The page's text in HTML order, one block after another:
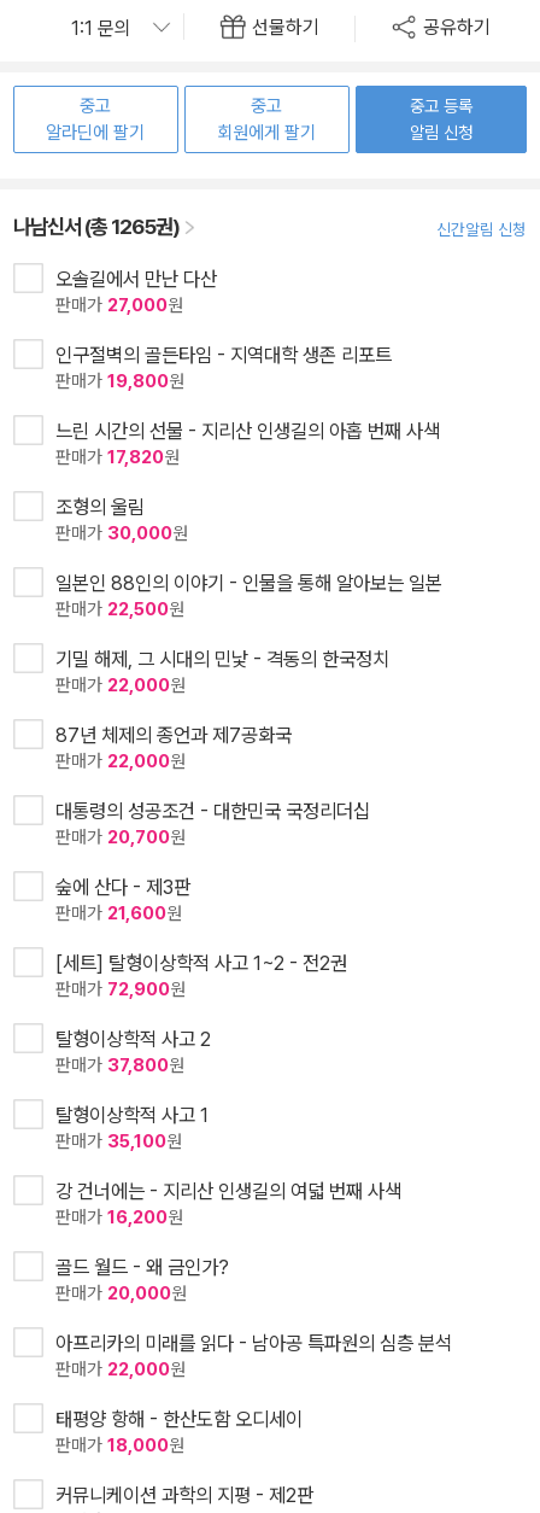
선물하기 공유하기
중고
알라딘에 팔기
중고
회원에게 팔기
중고 등록
알림 신청
나남신서 (총 1265권) 신간알림 신청
오솔길에서 만난 다산
판매가 27,000원
인구절벽의 골든타임 - 지역대학 생존 리포트
판매가 19,800원
느린 시간의 선물 - 지리산 인생길의 아홉 번째 사색
판매가 17,820원
조형의 울림
판매가 30,000원
일본인 88인의 이야기 - 인물을 통해 알아보는 일본
판매가 22,500원
기밀 해제, 그 시대의 민낯 - 격동의 한국정치
판매가 22,000원
87년 체제의 종언과 제7공화국
판매가 22,000원
대통령의 성공조건 - 대한민국 국정리더십
판매가 20,700원
숲에 산다 - 제3판
판매가 21,600원
[세트] 탈형이상학적 사고 1~2 - 전2권
판매가 72,900원
탈형이상학적 사고 2
판매가 37,800원
탈형이상학적 사고 1
판매가 35,100원
강 건너에는 - 지리산 인생길의 여덟 번째 사색
판매가 16,200원
골드 월드 - 왜 금인가?
판매가 20,000원
아프리카의 미래를 읽다 - 남아공 특파원의 심층 분석
판매가 22,000원
태평양 항해 - 한산도함 오디세이
판매가 18,000원
커뮤니케이션 과학의 지평 - 제2판